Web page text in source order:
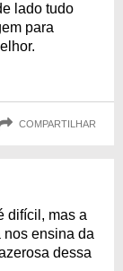
lado tudo
para
COMPARTILHAR
difícil, mas a
nos ensina da
dessa